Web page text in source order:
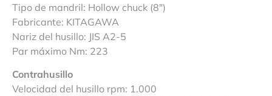
Tipo de mandril: Hollow chuck (8″)
Fabricante: KITAGAWA
Nariz del husillo: JIS A2-5
Par máximo Nm: 223
Contrahusillo
Velocidad del husillo rpm: 1.000